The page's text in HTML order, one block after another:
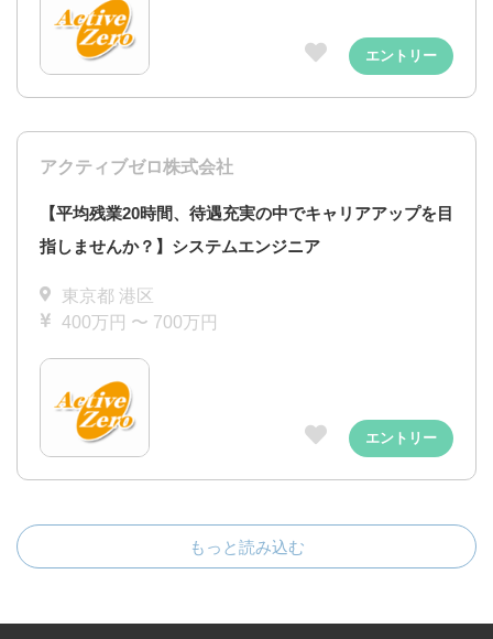
エントリー
アクティブゼロ株式会社
【平均残業20時間、待遇充実の中でキャリアアップを目
指しませんか？】システムエンジニア
東京都 港区
400万円 〜 700万円
エントリー
もっと読み込む